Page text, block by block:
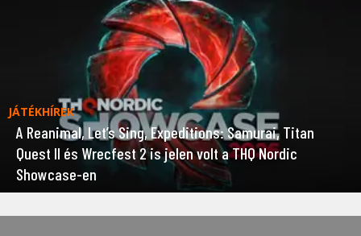
JÁTÉKHÍREK
A Reanimal, Let’s Sing, Expeditions: Samurai, Titan
Quest II és Wrecfest 2 is jelen volt a THQ Nordic
Showcase-en